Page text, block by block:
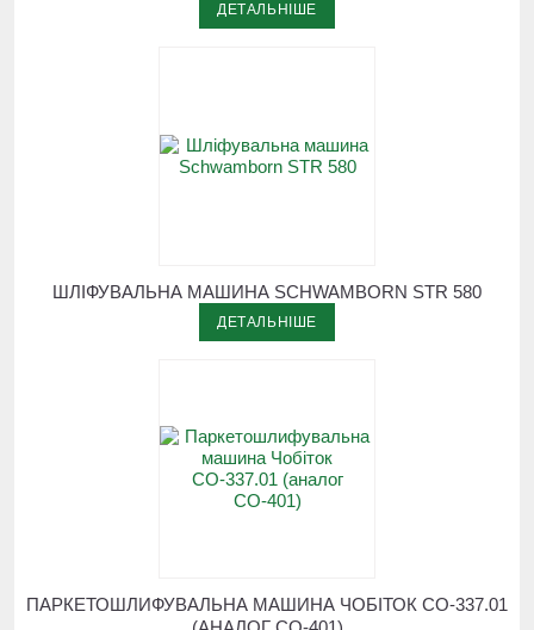
ДЕТАЛЬНІШЕ
ШЛІФУВАЛЬНА МАШИНА SCHWAMBORN STR 580
ДЕТАЛЬНІШЕ
ПАРКЕТОШЛИФУВАЛЬНА МАШИНА ЧОБІТОК СО-337.01